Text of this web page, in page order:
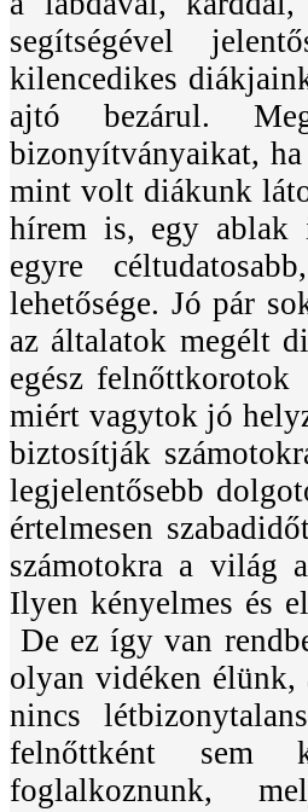
segítségével
kilencedikes
ajtó bezárul.
bizonyítványaikat, ha
mint volt diákunk
hírem is, egy ablak
egyre
lehetősége. Jó pár
az általatok megélt
egész
miért vagytok jó
biztosítják
legjelentősebb
értelmesen
számotokra a világ
Ilyen kényelmes és
De ez így van
olyan vidéken
nincs
felnőttként sem
foglalkoznunk,